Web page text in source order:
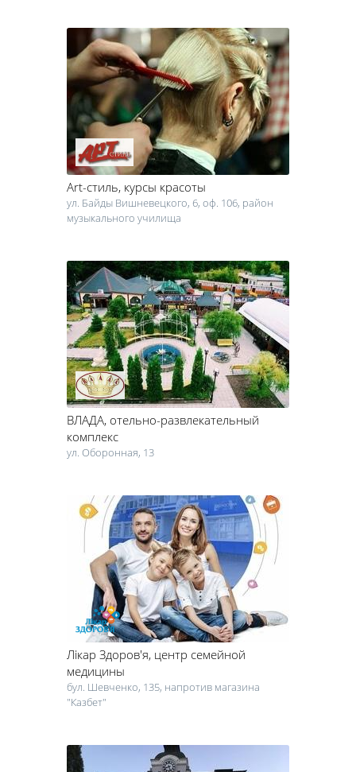
Art-стиль, курсы красоты
ул. Байды Вишневецкого, 6, оф. 106, район
музыкального училища
ВЛАДА, отельно-развлекательный
комплекс
ул. Оборонная, 13
Лікар Здоров'я, центр семейной
медицины
бул. Шевченко, 135, напротив магазина
"Казбет"